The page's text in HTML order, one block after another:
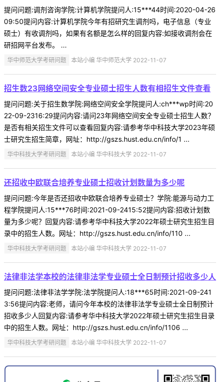
提问问题:调剂咨询学院:计算机学院提问人:15***44时间:2020-04-26
09:50提问内容:计算机学院今年有招研究生调剂吗，电子信息（专业
硕士）有收调剂吗，如果有名额是怎么样的回复内容:如接收调剂会在
研招网平台发布。 ...
华中师范大学考研问题 本站小编 华中师范大学 2022-11-07
招生数23网络空间安全专业硕士招生人数有相招生文件查看
提问问题:关于招生数学院:网络空间安全学院提问人:ch***wp时间:20
22-09-2316:29提问内容:请问23年网络空间安全专业硕士招生人数？
是否有相关招生文件可以查看回复内容:请参考华中科技大学2023年硕
士研究生招生简章，网址：http://gszs.hust.edu.cn/info/1 ...
华中科技大学考研问题 本站小编 华中科技大学 2022-11-07
还招收中欧联合培养专业硕士招收计划数量为多少呢
提问问题:今年是否还招收中欧联合培养专业硕士？学院:能源与动力工
程学院提问人:15***76时间:2021-09-2415:52提问内容:招收计划数
量为多少呢？回复内容:请参考华中科技大学2022年硕士研究生招生目
录中的招生人数。网址：http://gszs.hust.edu.cn/info/110 ...
华中科技大学考研问题 本站小编 华中科技大学 2022-11-07
法律非法学本校的法律非法学专业硕士全日制预计招收多少人
提问问题:法律非法学学院:法学院提问人:18***65时间:2021-09-241
3:56提问内容:老师，请问今年本校的法律非法学专业硕士全日制预计
招收多少人回复内容:请参考华中科技大学2022年硕士研究生招生目录
中的招生人数。网址：http://gszs.hust.edu.cn/info/1106 ...
华中科技大学考研问题 本站小编 华中科技大学 2022-11-07